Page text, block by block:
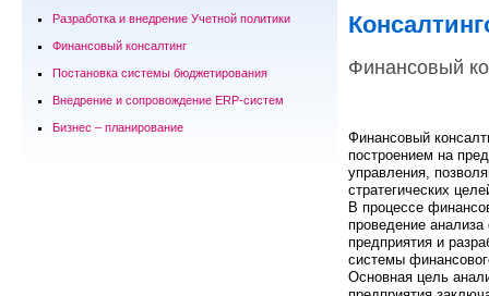
Разработка и внедрение Учетной политики
Финансовый консалтинг
Постановка системы бюджетирования
Внедрение и сопровождение ERP-систем
Бизнес – планирование
Финансовый
Финансовый
построением на
управления,
стратегических
В процессе
проведение
предприятия и
системы
Основная цель